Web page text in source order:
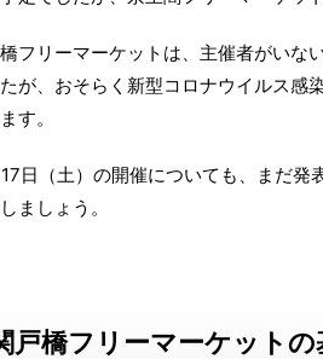
フリーマーケットは、主催者がいな
が、おそらく新型コロナウイルス感
す。
日（土）の開催についても、まだ
ましょう。
戸橋フリーマーケットの